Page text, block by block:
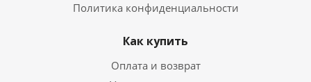
Политика конфиденциальности
Как купить
Оплата и возврат